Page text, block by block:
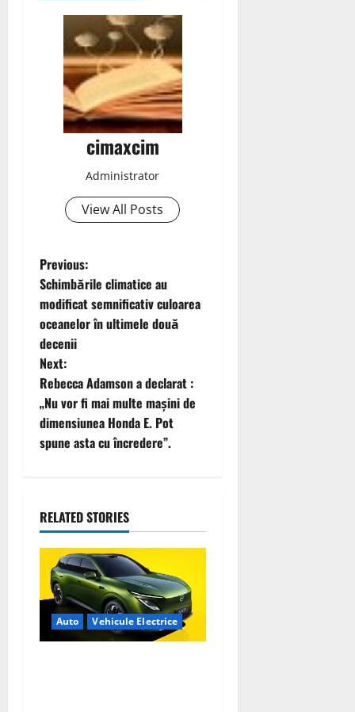
cimaxcim
Administrator
View All Posts
P
o
s
t
n
a
i
g
t
i
Previous:
Schimbările climatice au
modificat semnificativ culoarea
oceanelor în ultimele două
decenii
Next:
Rebecca Adamson a declarat :
„Nu vor fi mai multe mașini de
dimensiunea Honda E. Pot
spune asta cu încredere”.
RELATED STORIES
Auto Vehicule Electrice